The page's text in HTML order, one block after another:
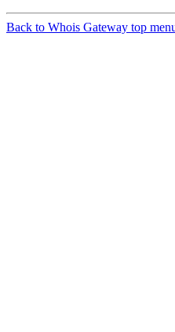
Back to Whois Gateway top